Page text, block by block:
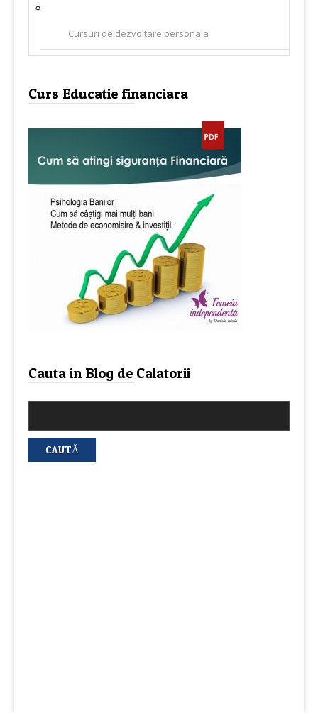
Cursuri de dezvoltare personala
Curs Educatie financiara
Cauta in Blog de Calatorii